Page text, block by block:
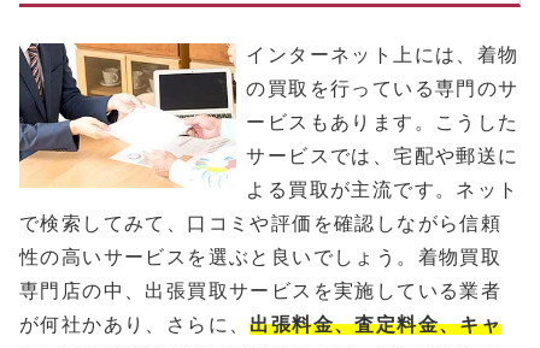
インターネット上には、着物
の買取を行っている専門のサ
ービスもあります。こうした
サービスでは、宅配や郵送に
よる買取が主流です。ネット
で検索してみて、口コミや評価を確認しながら信頼
性の高いサービスを選ぶと良いでしょう。着物買取
専門店の中、出張買取サービスを実施している業者
が何社かあり、さらに、出張料金、査定料金、キャ